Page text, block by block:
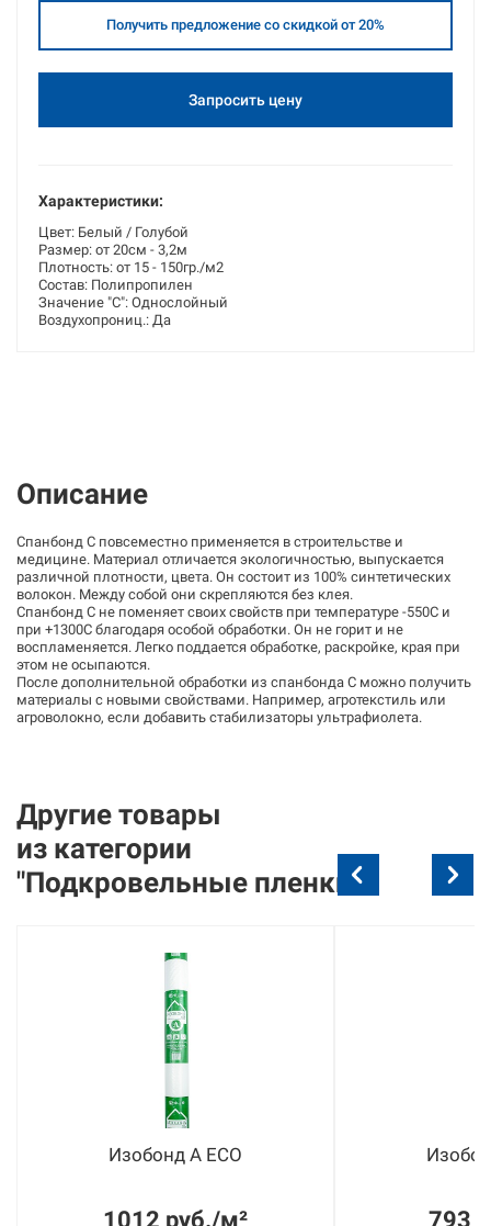
Получить предложение со скидкой от 20%
Запросить цену
Характеристики:
Цвет: Белый / Голубой
Размер: от 20см - 3,2м
Плотность: от 15 - 150гр./м2
Состав: Полипропилен
Значение "С": Однослойный
Воздухопрониц.: Да
Описание
Спанбонд С повсеместно применяется в строительстве и
медицине. Материал отличается экологичностью, выпускается
различной плотности, цвета. Он состоит из 100% синтетических
волокон. Между собой они скрепляются без клея.
Спанбонд С не поменяет своих свойств при температуре -550С и
при +1300С благодаря особой обработки. Он не горит и не
воспламеняется. Легко поддается обработке, раскройке, края при
этом не осыпаются.
После дополнительной обработки из спанбонда С можно получить
материалы с новыми свойствами. Например, агротекстиль или
агроволокно, если добавить стабилизаторы ультрафиолета.
Другие товары
из категории
"Подкровельные пленки"
Изобонд A ECO
1012 руб./м² 793